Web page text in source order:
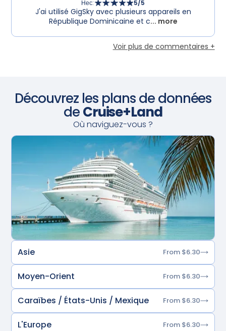
Нес: 5/5
J'ai utilisé GigSky avec plusieurs appareils en
République Dominicaine et c... more
Voir plus de commentaires +
Découvrez les plans de données
deCruise+Land
Où naviguez-vous ?
Asie From $6.30
Moyen-Orient From $6.30
Caraïbes / États-Unis / Mexique From $6.30
L'Europe From $6.30